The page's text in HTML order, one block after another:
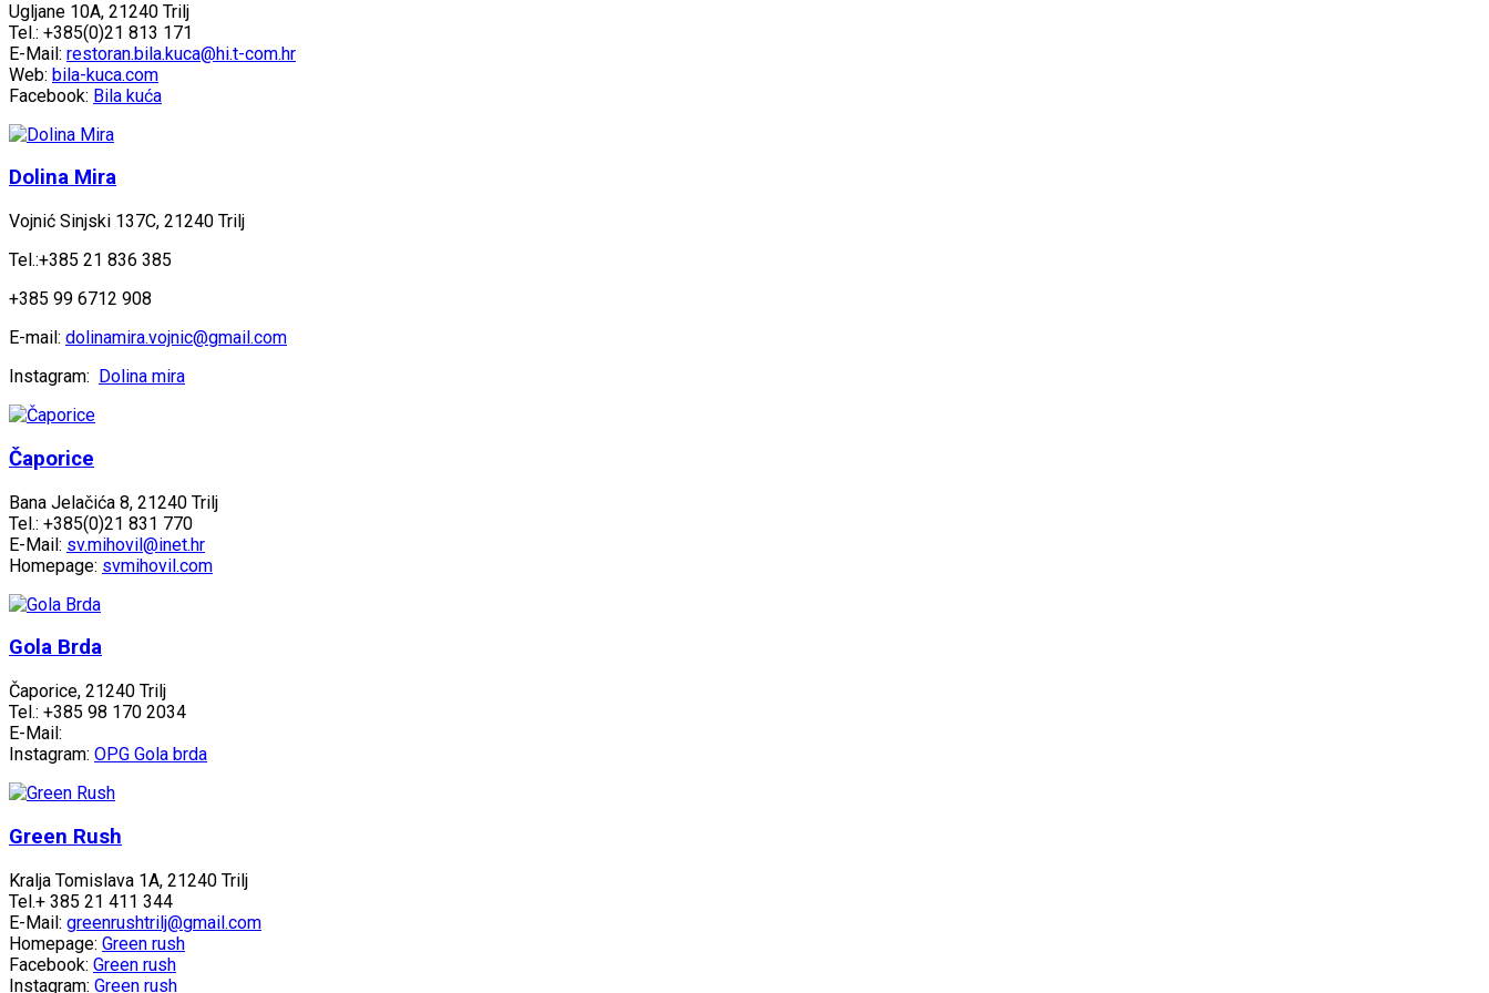
Ugljane 10A, 21240 Trilj
Tel.: +385(0)21 813 171
E-Mail: restoran.bila.kuca@hi.t-com.hr
Web: bila-kuca.com
Facebook: Bila kuća
Dolina Mira
Vojnić Sinjski 137C, 21240 Trilj
Tel.:+385 21 836 385
+385 99 6712 908
E-mail: dolinamira.vojnic@gmail.com
Instagram:
Dolina mira
Čaporice
Bana Jelačića 8, 21240 Trilj
Tel.: +385(0)21 831 770
E-Mail: sv.mihovil@inet.hr
Homepage: svmihovil.com
Gola Brda
Čaporice, 21240 Trilj
Tel.: +385 98 170 2034
E-Mail:
Instagram: OPG Gola brda
Green Rush
Kralja Tomislava 1A, 21240 Trilj
Tel.+ 385 21 411 344
E-Mail: greenrushtrilj@gmail.com
Homepage: Green rush
Facebook: Green rush
Instagram: Green rush